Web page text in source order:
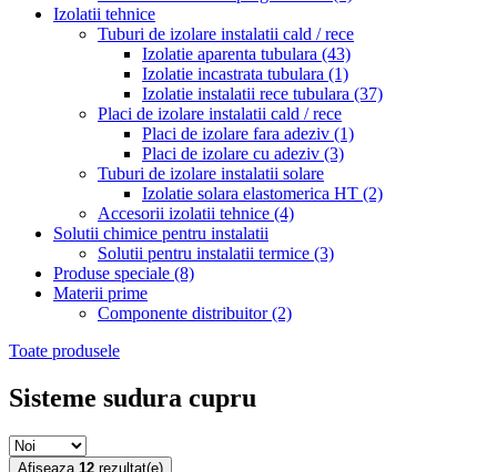
Izolatii tehnice
Tuburi de izolare instalatii cald / rece
Izolatie aparenta tubulara (43)
Izolatie incastrata tubulara (1)
Izolatie instalatii rece tubulara (37)
Placi de izolare instalatii cald / rece
Placi de izolare fara adeziv (1)
Placi de izolare cu adeziv (3)
Tuburi de izolare instalatii solare
Izolatie solara elastomerica HT (2)
Accesorii izolatii tehnice (4)
Solutii chimice pentru instalatii
Solutii pentru instalatii termice (3)
Produse speciale (8)
Materii prime
Componente distribuitor(2)
Toate produsele
Sisteme sudura cupru
Afiseaza 12 rezultat(e)